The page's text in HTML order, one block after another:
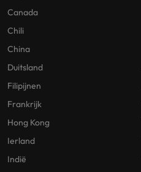
Canada
Chili
China
Duitsland
Filipijnen
Frankrijk
Hong Kong
Ierland
Indië